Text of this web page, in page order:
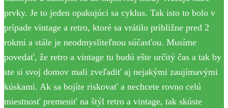
prvky. Je to jeden opakujúci sa cyklus. Tak isto to bolo v
prípade vintage a retro, ktoré sa vrátilo približne pred 2
rokmi a stále je neodmysliteľnou súčasťou. Musíme
povedať, že retro a vintage tu budú ešte určitý čas a tak by
ste si svoj domov mali zveľadiť aj nejakými zaujímavými
kúskami. Ak sa bojíte riskovať a nechcete rovno celú
miestnosť premeniť na štýl retro a vintage, tak skúste